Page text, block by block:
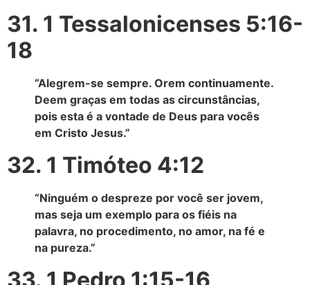
31. 1 Tessalonicenses 5:16-
18
“Alegrem-se sempre. Orem continuamente.
Deem graças em todas as circunstâncias,
pois esta é a vontade de Deus para vocês
em Cristo Jesus.”
32. 1 Timóteo 4:12
“Ninguém o despreze por você ser jovem,
mas seja um exemplo para os fiéis na
palavra, no procedimento, no amor, na fé e
na pureza.”